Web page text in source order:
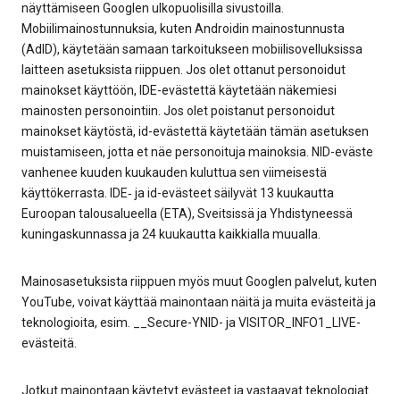
näyttämiseen Googlen ulkopuolisilla sivustoilla.
Mobiilimainostunnuksia, kuten Androidin mainostunnusta
(AdID), käytetään samaan tarkoitukseen mobiilisovelluksissa
laitteen asetuksista riippuen. Jos olet ottanut personoidut
mainokset käyttöön, IDE-evästettä käytetään näkemiesi
mainosten personointiin. Jos olet poistanut personoidut
mainokset käytöstä, id-evästettä käytetään tämän asetuksen
muistamiseen, jotta et näe personoituja mainoksia. NID-eväste
vanhenee kuuden kuukauden kuluttua sen viimeisestä
käyttökerrasta. IDE‑ ja id-evästeet säilyvät 13 kuukautta
Euroopan talousalueella (ETA), Sveitsissä ja Yhdistyneessä
kuningaskunnassa ja 24 kuukautta kaikkialla muualla.
Mainosasetuksista riippuen myös muut Googlen palvelut, kuten
YouTube, voivat käyttää mainontaan näitä ja muita evästeitä ja
teknologioita, esim. __Secure-YNID- ja VISITOR_INFO1_LIVE-
evästeitä.
Jotkut mainontaan käytetyt evästeet ja vastaavat teknologiat